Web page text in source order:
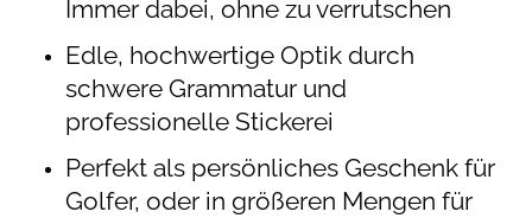
Immer dabei, ohne zu verrutschen
Edle, hochwertige Optik durch
schwere Grammatur und
professionelle Stickerei
Perfekt als persönliches Geschenk für
Golfer, oder in größeren Mengen für